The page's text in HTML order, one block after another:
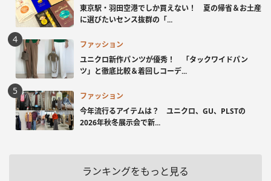
東京駅・羽田空港でしか買えない！ 夏の帰省＆お土産
に選びたいセンス抜群の「...
ファッション
ユニクロ新作パンツが優秀！ 「タックワイドパン
ツ」と徹底比較＆着回しコーデ...
ファッション
今年流行るアイテムは？ ユニクロ、GU、PLSTの
2026年秋冬展示会で新...
ランキングをもっと見る